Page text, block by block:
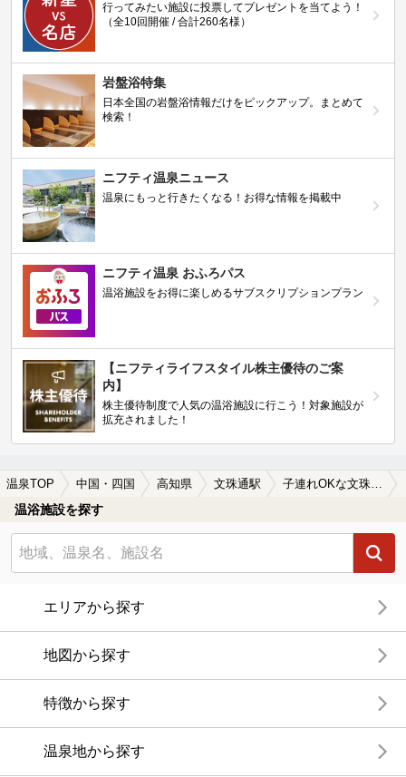
行ってみたい施設に投票してプレゼントを当てよう！
（全10回開催 / 合計260名様）
岩盤浴特集
日本全国の岩盤浴情報だけをピックアップ。まとめて
検索！
ニフティ温泉ニュース
温泉にもっと行きたくなる！お得な情報を掲載中
ニフティ温泉 おふろパス
温浴施設をお得に楽しめるサブスクリプションプラン
【ニフティライフスタイル株主優待のご案
内】
株主優待制度で人気の温浴施設に行こう！対象施設が
拡充されました！
温泉TOP 中国・四国 高知県 文珠通駅 子連れOKな文珠通駅近くの温泉、日帰り温泉、スーパー銭湯おすすめ
温浴施設を探す
エリアから探す
地図から探す
特徴から探す
温泉地から探す